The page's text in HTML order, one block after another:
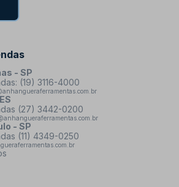
- SP
(19) 3116-4000
(27) 3442-0200
- SP
(11) 4349-0250